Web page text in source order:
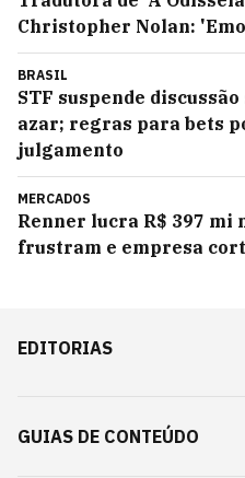
Christopher Nolan:
BRASIL
STF suspende
azar; regras para bets
julgamento
MERCADOS
Renner lucra R$ 397 mi
frustram e empresa
EDITORIAS
GUIAS DE CONTEÚDO